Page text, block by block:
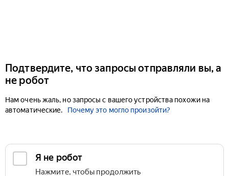
Подтвердите, что запросы отправляли вы, а
не робот
Нам очень жаль, но запросы с вашего устройства похожи на
автоматические.
Почему это могло произойти?